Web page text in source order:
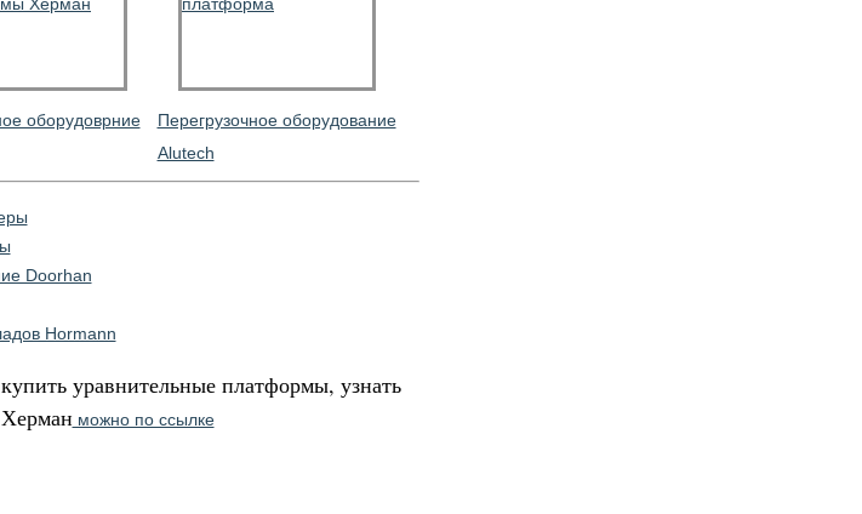
оборудоврние
Перегрузочное оборудование
Alutech
Doorhan
Hormann
уравнительные платформы, узнать
можно по ссылке